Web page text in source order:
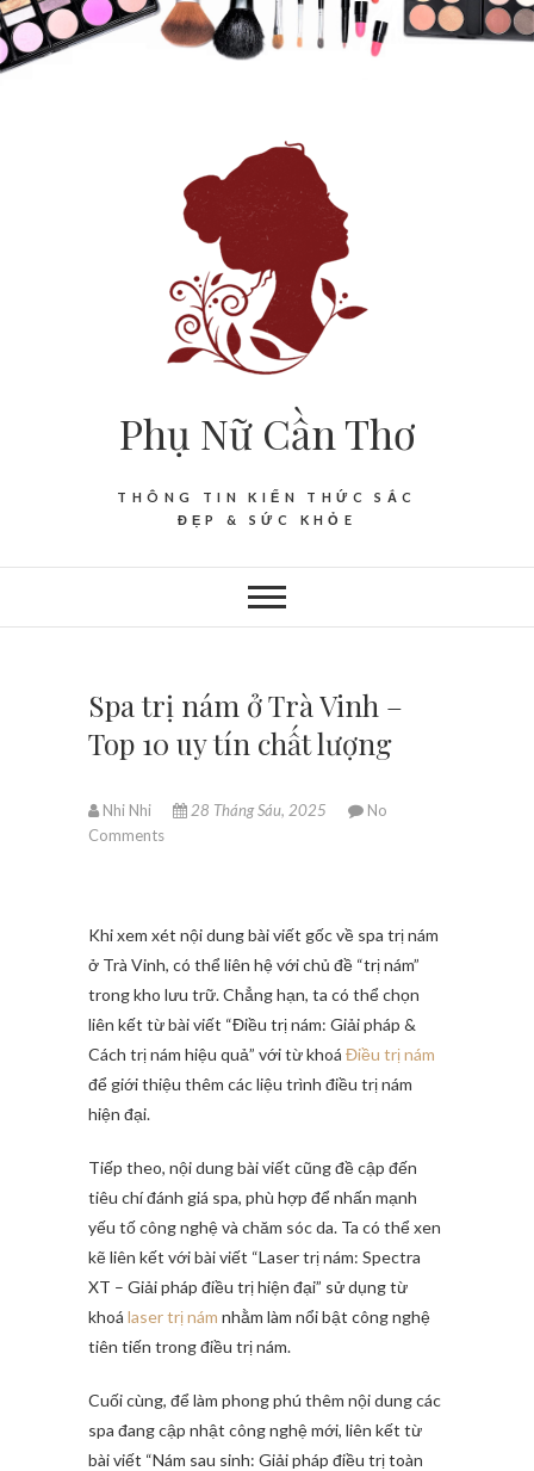
Phụ Nữ Cần Thơ
THÔNG TIN KIẾN THỨC SẮC
ĐẸP & SỨC KHỎE
Spa trị nám ở Trà Vinh –
Top 10 uy tín chất lượng
Nhi Nhi 28 Tháng Sáu, 2025
No
Comments
Khi xem xét nội dung bài viết gốc về spa trị nám
ở Trà Vinh, có thể liên hệ với chủ đề “trị nám”
trong kho lưu trữ. Chẳng hạn, ta có thể chọn
liên kết từ bài viết “Điều trị nám: Giải pháp &
Cách trị nám hiệu quả” với từ khoá Điều trị nám
để giới thiệu thêm các liệu trình điều trị nám
hiện đại.
Tiếp theo, nội dung bài viết cũng đề cập đến
tiêu chí đánh giá spa, phù hợp để nhấn mạnh
yếu tố công nghệ và chăm sóc da. Ta có thể xen
kẽ liên kết với bài viết “Laser trị nám: Spectra
XT – Giải pháp điều trị hiện đại” sử dụng từ
khoá laser trị nám nhằm làm nổi bật công nghệ
tiên tiến trong điều trị nám.
Cuối cùng, để làm phong phú thêm nội dung các
spa đang cập nhật công nghệ mới, liên kết từ
bài viết “Nám sau sinh: Giải pháp điều trị toàn